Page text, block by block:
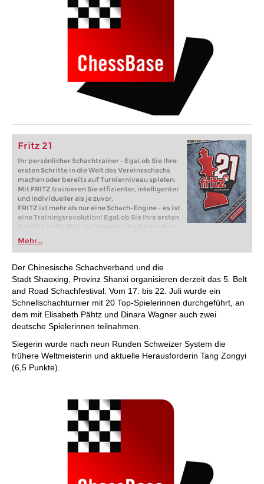
Fritz 21
Ihr persönlicher Schachtrainer - Egal, ob Sie Ihre
ersten Schritte in die Welt des Vereinsschachs
machen oder bereits auf Turnierniveau spielen:
Mit FRITZ trainieren Sie effizienter, intelligenter
und individueller als je zuvor.
FRITZ ist mehr als nur eine Schach-Engine – es ist
eine Trainingsrevolution! Egal, ob Sie Ihre ersten
Schritte in die Welt des Vereinsschachs machen
oder bereits auf Turnierniveau spielen: Mit
FRITZ trainieren Sie effizienter, intelligenter und
individueller als je zuvor.
Mehr...
Der Chinesische Schachverband und die
Stadt Shaoxing, Provinz Shanxi organisieren derzeit das 5. Belt
and Road Schachfestival. Vom 17. bis 22. Juli wurde ein
Schnellschachturnier mit 20 Top-Spielerinnen durchgeführt, an
dem mit Elisabeth Pähtz und Dinara Wagner auch zwei
deutsche Spielerinnen teilnahmen.
Siegerin wurde nach neun Runden Schweizer System die
frühere Weltmeisterin und aktuelle Herausforderin Tang Zongyi
(6,5 Punkte).